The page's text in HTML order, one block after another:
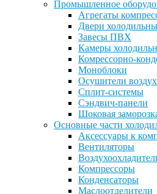
Промышленное
Агрегаты
Двери
Завесы ПВХ
Камеры
Комрессорно-
Моноблоки
Осушители
Сплит-системы
Сэндвич-панели
Шоковая
Основные части
Аксессуары к
Вентиляторы
Компрессоры
Конденсаторы
Маслоотделители